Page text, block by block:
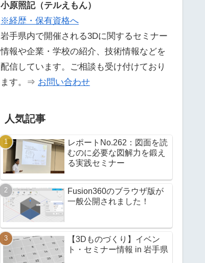
小原照記（テルえもん）
※経歴・保有資格へ
岩手県内で開催される3Dに関するセミナー
情報や企業・学校の紹介、技術情報などを
配信しています。ご相談も受け付けており
ます。⇒ お問い合わせ
人気記事
レポートNo.262：図面を読
むのに必要な図解力を鍛え
る実践セミナー
Fusion360のブラウザ版が
一般公開されました！
【3Dものづくり】イベン
ト・セミナー情報 in 岩手県